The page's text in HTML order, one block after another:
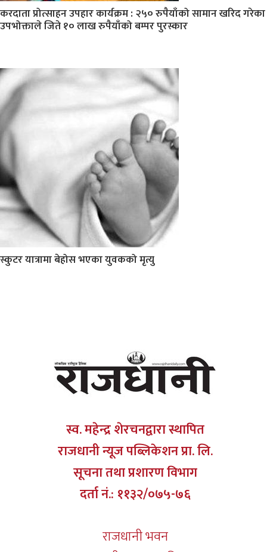
करदाता प्रोत्साहन उपहार कार्यक्रम : २५० रुपैयाँको सामान खरिद गरेका
उपभोक्ताले जिते १० लाख रुपैयाँको बम्पर पुरस्कार
स्कुटर यात्रामा बेहोस भएका युवकको मृत्यु
स्व. महेन्द्र शेरचनद्वारा स्थापित
राजधानी न्यूज पब्लिकेशन प्रा. लि.
सूचना तथा प्रशारण विभाग
दर्ता नं.: ११३२/०७५-७६
राजधानी भवन